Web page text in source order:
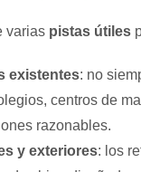
varias pistas útiles
existentes: no
centros de
razonables.
y exteriores: los